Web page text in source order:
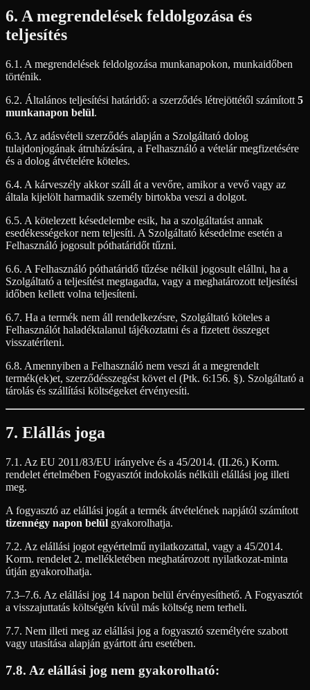
6. A megrendelések feldolgozása és
teljesítés
6.1. A megrendelések feldolgozása munkanapokon, munkaidőben
történik.
6.2. Általános teljesítési határidő: a szerződés létrejöttétől számított 5
munkanapon belül.
6.3. Az adásvételi szerződés alapján a Szolgáltató dolog
tulajdonjogának átruházására, a Felhasználó a vételár megfizetésére
és a dolog átvételére köteles.
6.4. A kárveszély akkor száll át a vevőre, amikor a vevő vagy az
általa kijelölt harmadik személy birtokba veszi a dolgot.
6.5. A kötelezett késedelembe esik, ha a szolgáltatást annak
esedékességekor nem teljesíti. A Szolgáltató késedelme esetén a
Felhasználó jogosult póthatáridőt tűzni.
6.6. A Felhasználó póthatáridő tűzése nélkül jogosult elállni, ha a
Szolgáltató a teljesítést megtagadta, vagy a meghatározott teljesítési
időben kellett volna teljesíteni.
6.7. Ha a termék nem áll rendelkezésre, Szolgáltató köteles a
Felhasználót haladéktalanul tájékoztatni és a fizetett összeget
visszatéríteni.
6.8. Amennyiben a Felhasználó nem veszi át a megrendelt
termék(ek)et, szerződésszegést követ el (Ptk. 6:156. §). Szolgáltató a
tárolás és szállítási költségeket érvényesíti.
7. Elállás joga
7.1. Az EU 2011/83/EU irányelve és a 45/2014. (II.26.) Korm.
rendelet értelmében Fogyasztót indokolás nélküli elállási jog illeti
meg.
A fogyasztó az elállási jogát a termék átvételének napjától számított
tizennégy napon belül gyakorolhatja.
7.2. Az elállási jogot egyértelmű nyilatkozattal, vagy a 45/2014.
Korm. rendelet 2. mellékletében meghatározott nyilatkozat-minta
útján gyakorolhatja.
7.3–7.6. Az elállási jog 14 napon belül érvényesíthető. A Fogyasztót
a visszajuttatás költségén kívül más költség nem terheli.
7.7. Nem illeti meg az elállási jog a fogyasztó személyére szabott
vagy utasítása alapján gyártott áru esetében.
7.8. Az elállási jog nem gyakorolható: